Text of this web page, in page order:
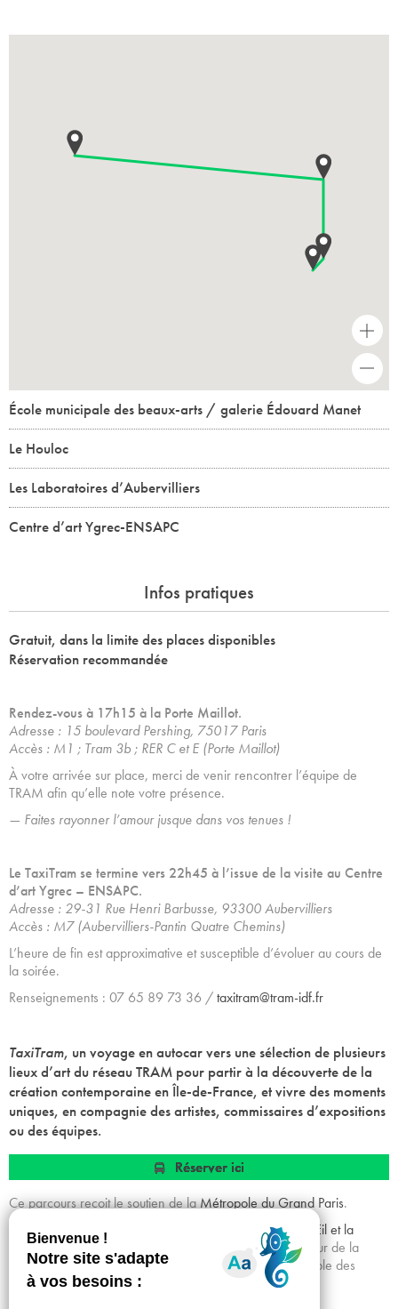
+
École municipale des beaux-arts / galerie Édouard Manet
Le Houloc
Les Laboratoires d’Aubervilliers
Centre d’art Ygrec-ENSAPC
Infos pratiques
Gratuit, dans la limite des places disponibles
Réservation recommandée
Rendez-vous à 17h15 à la Porte Maillot.
Adresse : 15 boulevard Pershing, 75017 Paris
Accès : M1 ; Tram 3b ; RER C et E (Porte Maillot)
À votre arrivée sur place, merci de venir rencontrer l’équipe de
TRAM afin qu’elle note votre présence.
— Faites rayonner l’amour jusque dans vos tenues !
Le TaxiTram se termine vers 22h45 à l’issue de la visite au Centre
d’art Ygrec – ENSAPC.
Adresse : 29-31 Rue Henri Barbusse, 93300 Aubervilliers
Accès : M7 (Aubervilliers-Pantin Quatre Chemins)
L’heure de fin est approximative et susceptible d’évoluer au cours de
la soirée.
Renseignements : 07 65 89 73 36 /taxitram@tram-idf.fr
TaxiTram, un voyage en autocar vers une sélection de plusieurs
lieux d’art du réseau TRAM pour partir à la découverte de la
création contemporaine en Île-de-France, et vivre des moments
uniques, en compagnie des artistes, commissaires d’expositions
ou des équipes.
Réserver ici
Ce parcours reçoit le soutien de laMétropole du Grand Paris.
À l’occasion de la Nuit Blanche, TRAM invite le café
L’Œil et la
Boucheaux Lilas (93) à une carte blanche culinaire autour de la
création d’une bouchée végétarienne, offerte à l’ensemble des
participant·es des parcours proposés.